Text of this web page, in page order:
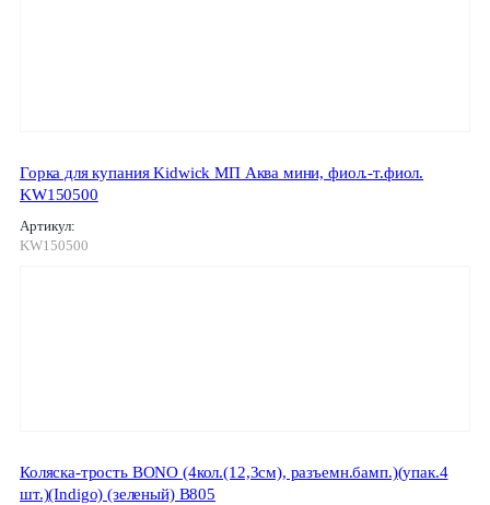
Горка для купания Kidwick МП Аква мини, фиол.-т.фиол.
KW150500
Артикул:
KW150500
Коляска-трость BONO (4кол.(12,3см), разъемн.бамп.)(упак.4
шт.)(Indigo) (зеленый) B805